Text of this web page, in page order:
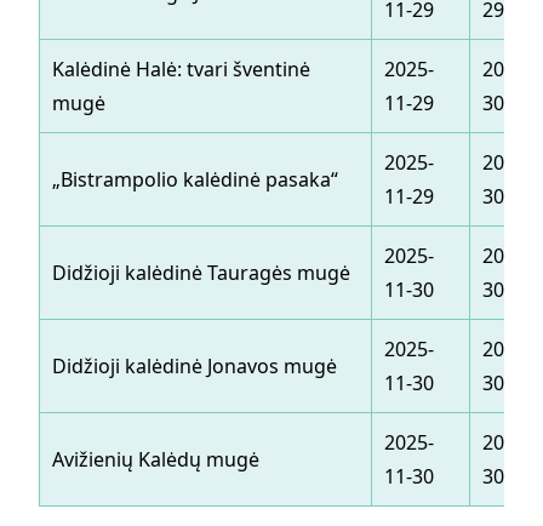
11-29 29
Kalėdinė Halė: tvari šventinė
mugė
2025-
11-29
2025-
30
„Bistrampolio kalėdinė pasaka“
2025-
11-29
2025-
30
Didžioji kalėdinė Tauragės mugė
2025-
11-30
2025-
30
Didžioji kalėdinė Jonavos mugė
2025-
11-30
2025-
30
Avižienių Kalėdų mugė
2025-
11-30
2025-
30